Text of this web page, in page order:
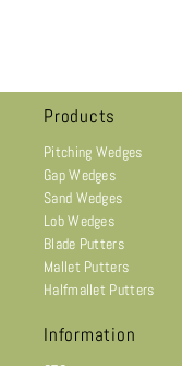
Products
Pitching Wedges
Gap Wedges
Sand Wedges
Lob Wedges
Blade Putters
Mallet Putters
Halfmallet Putters
Information